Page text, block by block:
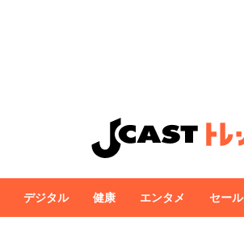
デジタル 健康 エンタメ セール